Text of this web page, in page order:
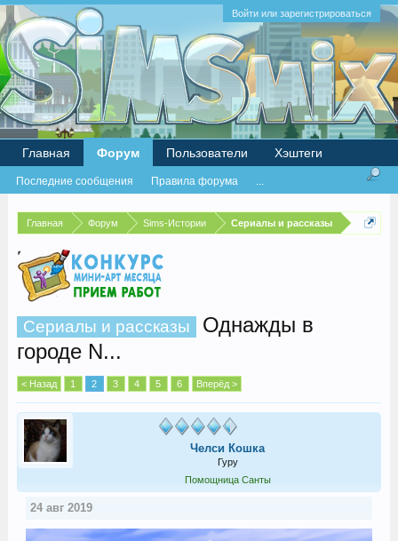
Войти или зарегистрироваться
Главная Форум Sims-Истории Сериалы и рассказы
Сериалы и рассказы
Однажды в
городе N...
< Назад 1 2 3 4 5 6 Вперёд >
Челси Кошка
Гуру
Помощница Санты
24 авг 2019
Главная Форум
Последние сообщения Правила форума ...
Пользователи Хэштеги